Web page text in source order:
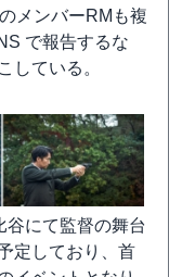
メンバーRMも複
で報告するな
している。
谷にて監督の舞台
定しており、首